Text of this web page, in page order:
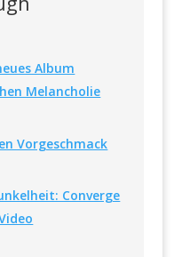
Album
Melancholie
Vorgeschmack
Converge